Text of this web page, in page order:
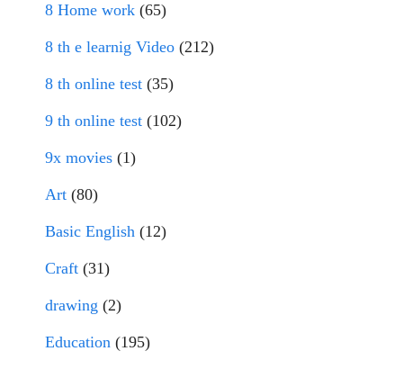
8 Home work (65)
8 th e learnig Video (212)
8 th online test (35)
9 th online test (102)
9x movies (1)
Art (80)
Basic English (12)
Craft (31)
drawing (2)
Education (195)